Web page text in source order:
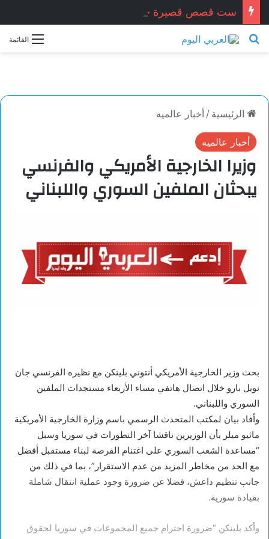
القائمة بحث عن
الرئيسية / أخبار عالميه
أخبار عالميه
وزيرا الخارجية الأمريكي والفرنسي
يبحثان الملفين السوري واللبناني
بحث وزير الخارجية الأمريكي أنتوني بلينكن مع نظيره الفرنسي جان
نويل بارو خلال اتصال هاتفي مساء الأربعاء مستجدات الملفين
السوري واللبناني.
وأفاد بيان لمكتب المتحدث الرسمي باسم وزارة الخارجية الأمريكية
ماثيو ميلر بأن الوزيرين ناقشا آخر التطورات في سوريا وسبل
“مساعدة الشعب السوري على اغتنام الفرصة لبناء مستقبل أفضل
مع الحد من مخاطر المزيد من عدم الاستقرار”، بما في ذلك من
جانب تنظيم داعش، فضلا عن ضرورة وجود عملية انتقال شاملة
بقيادة سورية.
وأكد بلينكن “ضرورة احترام جميع المجموعات في سوريا لحقوق